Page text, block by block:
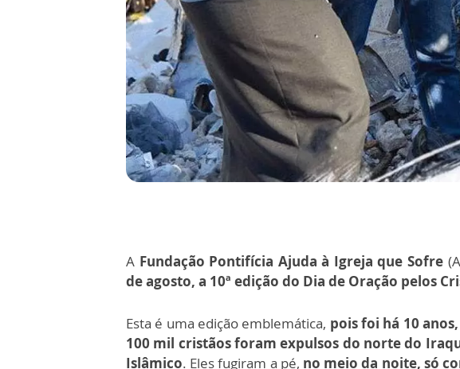
A Fundação Pontifícia Ajuda à Igreja que Sofre
de agosto, a 10ª edição do Dia de Oração pelos
Esta é uma edição emblemática, pois foi há 10
100 mil cristãos foram expulsos do norte do
Islâmico. Eles fugiram a pé, no meio da noite, só